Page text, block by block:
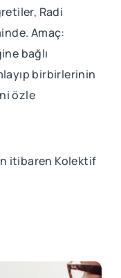
Radi
Amaç:
bağlı
birbirlerinin
özle
itibaren Kolektif